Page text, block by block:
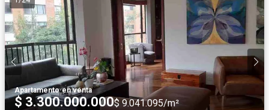
Apartamento·en venta
$ 3.300.000.000$ 9.041.095/m²